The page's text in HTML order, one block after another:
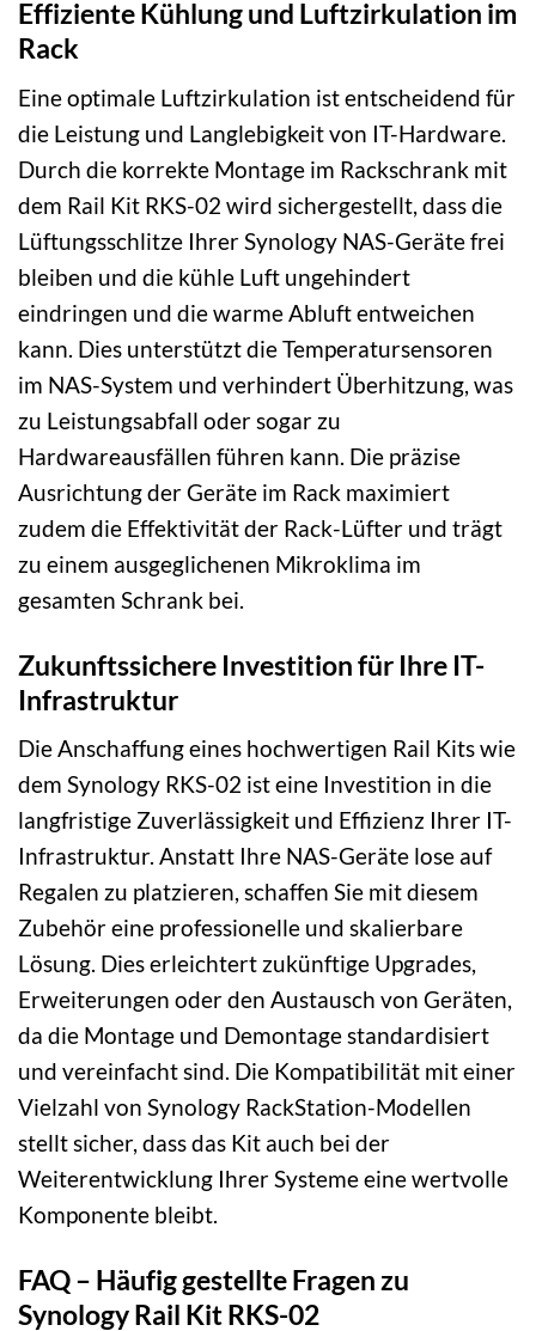
Effiziente Kühlung und Luftzirkulation im
Rack
Eine optimale Luftzirkulation ist entscheidend für
die Leistung und Langlebigkeit von IT-Hardware.
Durch die korrekte Montage im Rackschrank mit
dem Rail Kit RKS-02 wird sichergestellt, dass die
Lüftungsschlitze Ihrer Synology NAS-Geräte frei
bleiben und die kühle Luft ungehindert
eindringen und die warme Abluft entweichen
kann. Dies unterstützt die Temperatursensoren
im NAS-System und verhindert Überhitzung, was
zu Leistungsabfall oder sogar zu
Hardwareausfällen führen kann. Die präzise
Ausrichtung der Geräte im Rack maximiert
zudem die Effektivität der Rack-Lüfter und trägt
zu einem ausgeglichenen Mikroklima im
gesamten Schrank bei.
Zukunftssichere Investition für Ihre IT-
Infrastruktur
Die Anschaffung eines hochwertigen Rail Kits wie
dem Synology RKS-02 ist eine Investition in die
langfristige Zuverlässigkeit und Effizienz Ihrer IT-
Infrastruktur. Anstatt Ihre NAS-Geräte lose auf
Regalen zu platzieren, schaffen Sie mit diesem
Zubehör eine professionelle und skalierbare
Lösung. Dies erleichtert zukünftige Upgrades,
Erweiterungen oder den Austausch von Geräten,
da die Montage und Demontage standardisiert
und vereinfacht sind. Die Kompatibilität mit einer
Vielzahl von Synology RackStation-Modellen
stellt sicher, dass das Kit auch bei der
Weiterentwicklung Ihrer Systeme eine wertvolle
Komponente bleibt.
FAQ – Häufig gestellte Fragen zu
Synology Rail Kit RKS-02